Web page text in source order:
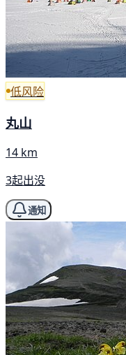
低风险
丸山
14 km
3起出没
通知